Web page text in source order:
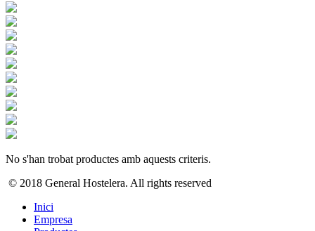
No s'han trobat productes amb aquests criteris.
© 2018 General Hostelera. All rights reserved
Inici
Empresa